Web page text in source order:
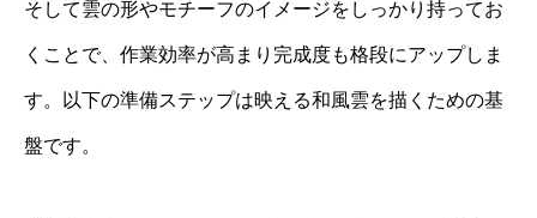
そして雲の形やモチーフのイメージをしっかり持ってお
くことで、作業効率が高まり完成度も格段にアップしま
す。以下の準備ステップは映える和風雲を描くための基
盤です。